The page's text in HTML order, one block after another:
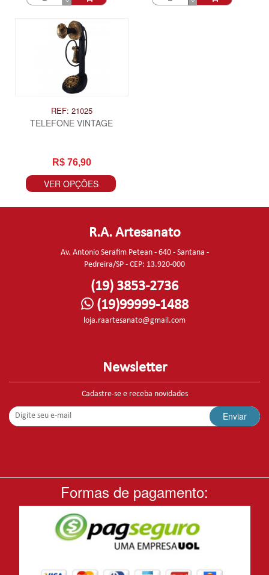
REF: 21025
TELEFONE VINTAGE
R$ 76,90
VER OPÇÕES
R.A. Artesanato
Av. Antonio Serafim Petean - 640 - Santana -
Pedreira/SP - CEP: 13.920-000
(19) 3853-2736
(19)99999-1488
loja.raartesanato@gmail.com
Newsletter
Cadastre-se e receba novidades
Enviar
Formas de pagamento: